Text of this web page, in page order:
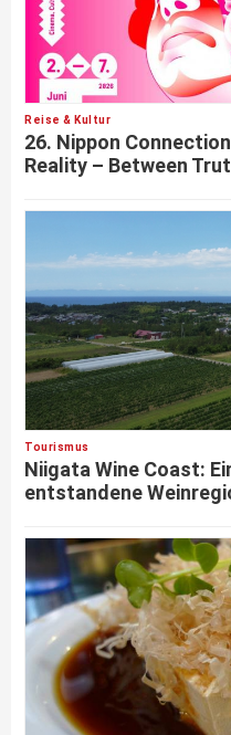
Reise & Kultur
26. Nippon
Reality – Between
Tourismus
Niigata Wine Coast:
entstandene